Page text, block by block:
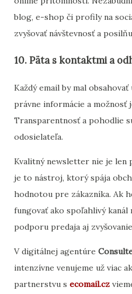
blog, e-shop či profilyna
zvyšovaťnávštevnosťa
10. Päta s kontaktmi a
Každýemailbymal obsahovať
právne informácie a možnosť
Transparentnosťa pohodlie
odosielateľa.
Kvalitnýnewsletter nie je len
je to nástroj, ktorýspája
hodnotou pre zákazníka. Ak
fungovaťako spoľahlivýkanál
podporu predaja aj zvyšovanie
Vdigitálnej agentúre
intenzívne venujeme už viac
partnerstvu s ecomail.cz